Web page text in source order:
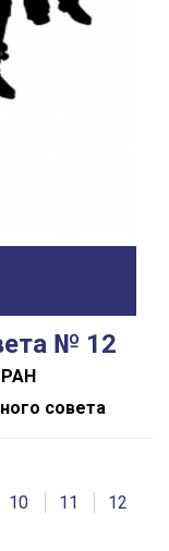
№ 12
совета
10 11
12